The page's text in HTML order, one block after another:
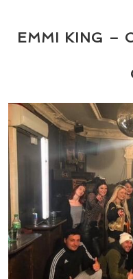
EMMI KING –